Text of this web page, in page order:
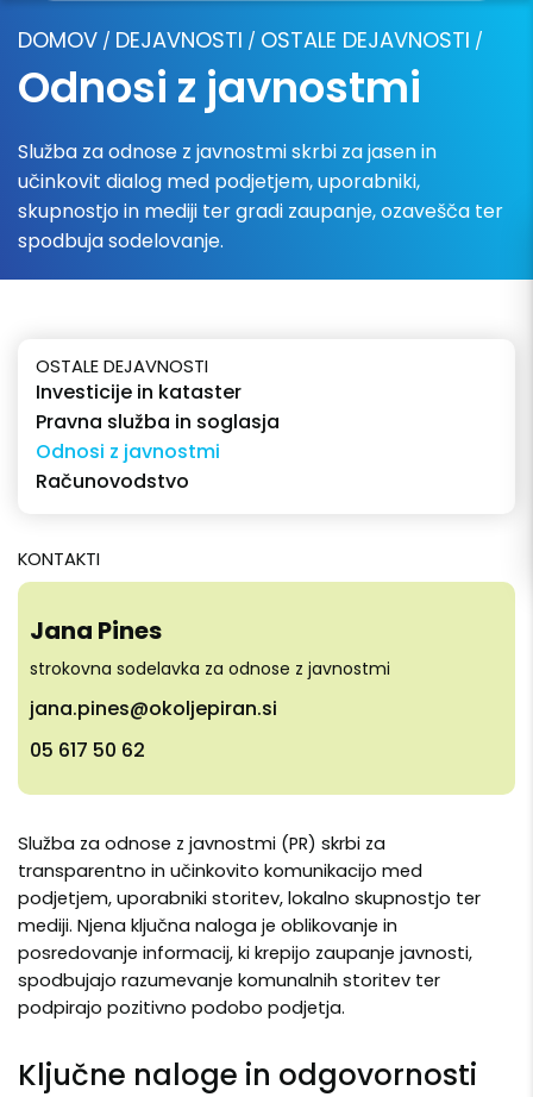
DOMOV / DEJAVNOSTI / OSTALE DEJAVNOSTI /
Odnosi z javnostmi
Služba za odnose z javnostmi skrbi za jasen in
učinkovit dialog med podjetjem, uporabniki,
skupnostjo in mediji ter gradi zaupanje, ozavešča ter
spodbuja sodelovanje.
Služba za odnose z javnostmi (PR) skrbi za
transparentno in učinkovito komunikacijo med
podjetjem, uporabniki storitev, lokalno skupnostjo ter
mediji. Njena ključna naloga je oblikovanje in
posredovanje informacij, ki krepijo zaupanje javnosti,
spodbujajo razumevanje komunalnih storitev ter
podpirajo pozitivno podobo podjetja.
Ključne naloge in odgovornosti
OSTALE DEJAVNOSTI
Investicije in kataster
Pravna služba in soglasja
Odnosi z javnostmi
Računovodstvo
KONTAKTI
Jana Pines
strokovna sodelavka za odnose z javnostmi
jana.pines@okoljepiran.si
05 617 50 62